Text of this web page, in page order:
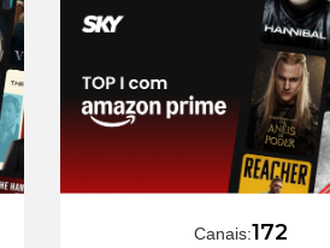
Canais:172